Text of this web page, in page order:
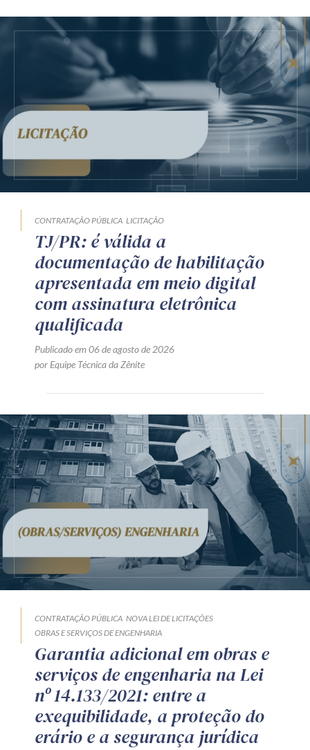
CONTRATAÇÃO PÚBLICA LICITAÇÃO
TJ/PR: é válida a
documentação de habilitação
apresentada em meio digital
com assinatura eletrônica
qualificada
Publicado em 06 de agosto de 2026
por Equipe Técnica da Zênite
CONTRATAÇÃO PÚBLICA NOVA LEI DE LICITAÇÕES
OBRAS E SERVIÇOS DE ENGENHARIA
Garantia adicional em obras e
serviços de engenharia na Lei
nº 14.133/2021: entre a
exequibilidade, a proteção do
erário e a segurança jurídica